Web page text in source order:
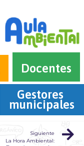
Docentes
Gestores
municipales
Siguiente
La Hora Ambiental: